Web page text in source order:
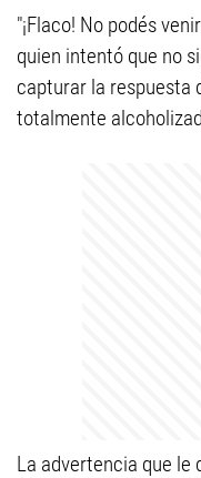
"¡Flaco! No podés
quien intentó que no
capturar la respuesta
totalmente
La advertencia que le